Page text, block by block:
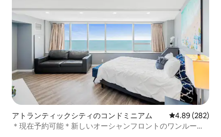
アトランティックシティのコンドミニアム レビュー282
4.89 (282)
＊現在予約可能＊新しいオーシャンフロントのワンルーム